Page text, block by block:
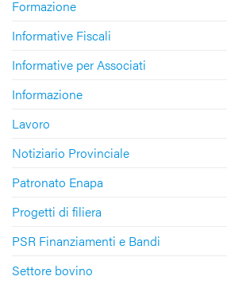
Formazione
Informative Fiscali
Informative per Associati
Informazione
Lavoro
Notiziario Provinciale
Patronato Enapa
Progetti di filiera
PSR Finanziamenti e Bandi
Settore bovino